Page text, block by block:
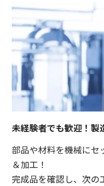
未経験者でも歓迎！製
部品や材料を機械にセ
＆加工！
完成品を確認し、次の